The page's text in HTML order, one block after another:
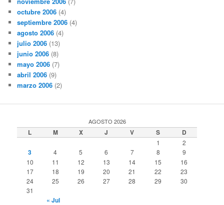
octubre 2006 (4)
septiembre 2006 (4)
agosto 2006 (4)
julio 2006 (13)
junio 2006 (8)
mayo 2006 (7)
abril 2006 (9)
marzo 2006 (2)
AGOSTO 2026
L M X J V S D
1 2
3 4 5 6 7 8
9
10
11 12 13 14 15
16
17
18 19 20 21 22
23
24
25 26 27 28 29
30
31
« Jul